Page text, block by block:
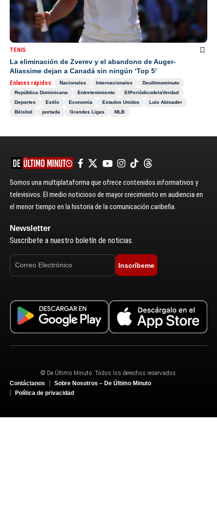
TENIS
La eliminación de Zverev y el abandono de Auger-
Aliassime dejan a Canadá sin ningún ‘Top 5’
Enlaces rápidos: Nacionales Internacionales
Deultimominuto
República Dominicana
Entretenimiento
ElPeriódicodelaVerdad
Deportes
Estilo Economía Estados Unidos
Luis Abinader
Béisbol
portada Grandes Ligas MLB
Somos una multiplataforma que ofrece contenidos informativos y
televisivos. El medio noticioso de mayor crecimiento en audiencia en
el menor tiempo en la historia de la comunicación caribeña.
Newsletter
Suscríbete a nuestro boletín de noticias.
Inscríbeme
© De Último Minuto. Todos los derechos reservados.
Contáctanos
Sobre Nosotros – De Último Minuto
Política de privacidad